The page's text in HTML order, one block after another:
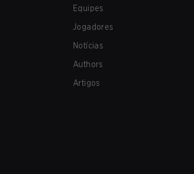
Equipes
Jogadores
Notícias
Authors
Artigos